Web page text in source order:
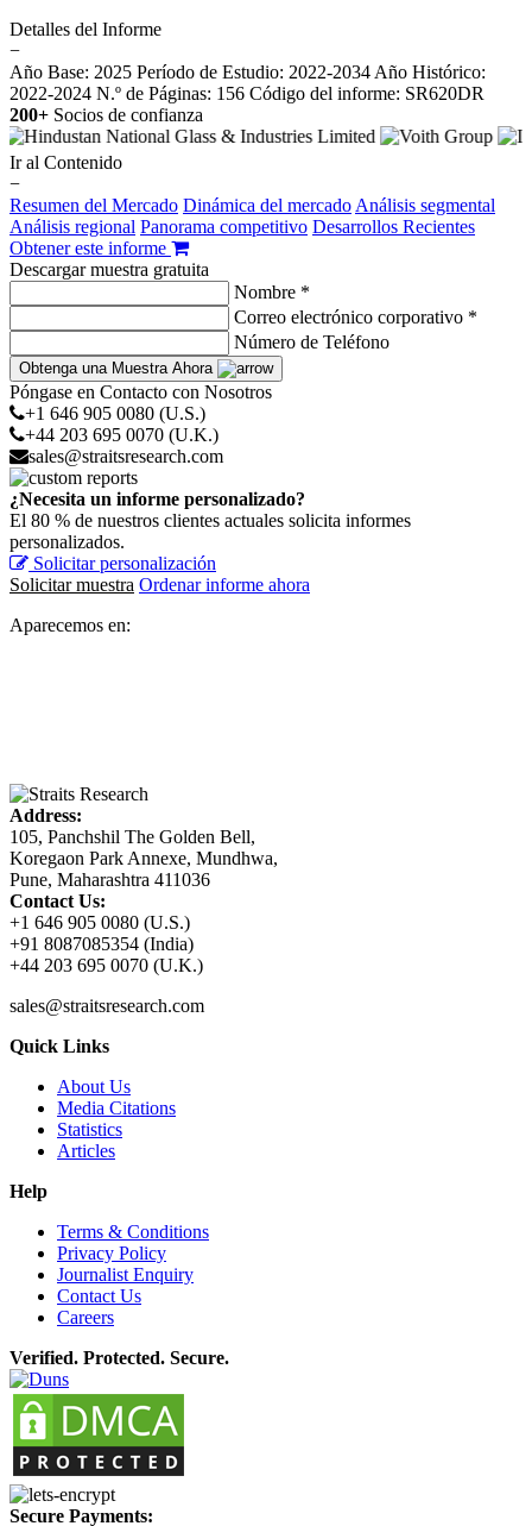
Detalles del Informe
−
Año Base: 2025 Período de Estudio: 2022-2034 Año Histórico:
2022-2024 N.º de Páginas: 156 Código del informe: SR620DR
200+ Socios de confianza
Ir al Contenido
−
Resumen del Mercado Dinámica del mercado Análisis segmental
Análisis regional Panorama competitivo Desarrollos Recientes
Obtener este informe
Descargar muestra gratuita
Nombre *
Correo electrónico corporativo *
Número de Teléfono
Obtenga una Muestra Ahora
Póngase en Contacto con Nosotros
+1 646 905 0080 (U.S.)
+44 203 695 0070 (U.K.)
sales@straitsresearch.com
¿Necesita un informe personalizado?
El 80 % de nuestros clientes actuales solicita informes
personalizados.
Solicitar personalización
Solicitar muestra Ordenar informe ahora
Aparecemos en:
Address:
105, Panchshil The Golden Bell,
Koregaon Park Annexe, Mundhwa,
Pune, Maharashtra 411036
Contact Us:
+1 646 905 0080 (U.S.)
+91 8087085354 (India)
+44 203 695 0070 (U.K.)
sales@straitsresearch.com
Quick Links
About Us
Media Citations
Statistics
Articles
Help
Terms & Conditions
Privacy Policy
Journalist Enquiry
Contact Us
Careers
Verified. Protected. Secure.
Secure Payments: